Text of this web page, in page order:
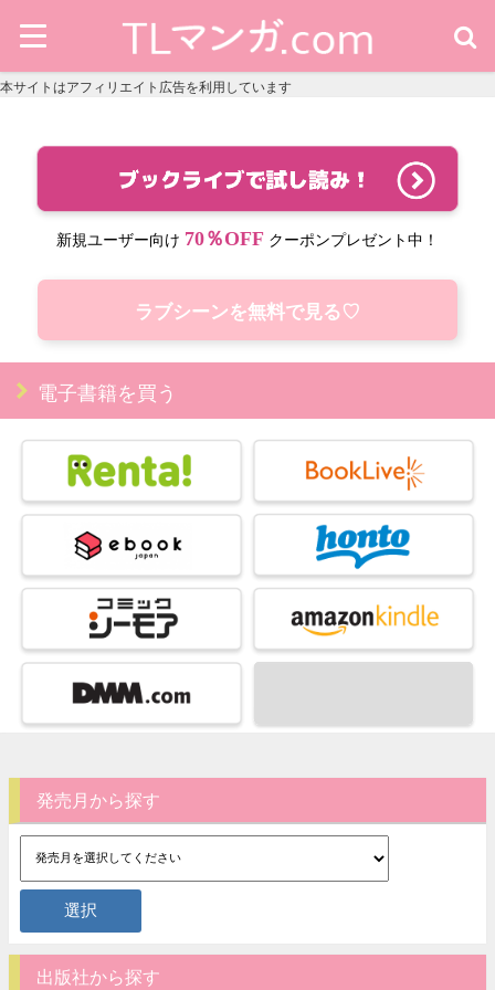
本サイトはアフィリエイト広告を利用しています
新規ユーザー向け 70％OFF クーポンプレゼント中！
ラブシーンを無料で見る♡
電子書籍を買う
発売月から探す
出版社から探す